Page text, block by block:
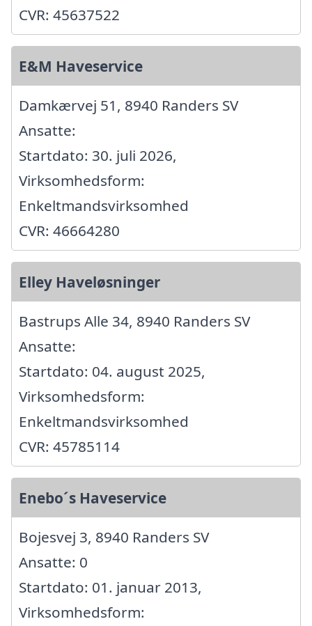
CVR: 45637522
E&M Haveservice
Damkærvej 51, 8940 Randers SV
Ansatte:
Startdato: 30. juli 2026,
Virksomhedsform:
Enkeltmandsvirksomhed
CVR: 46664280
Elley Haveløsninger
Bastrups Alle 34, 8940 Randers SV
Ansatte:
Startdato: 04. august 2025,
Virksomhedsform:
Enkeltmandsvirksomhed
CVR: 45785114
Enebo´s Haveservice
Bojesvej 3, 8940 Randers SV
Ansatte: 0
Startdato: 01. januar 2013,
Virksomhedsform: